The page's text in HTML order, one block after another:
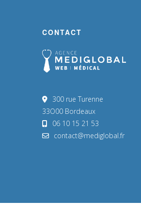
CONTACT
300 rue Turenne
33O00 Bordeaux
06 10 15 21 53
contact@mediglobal.fr